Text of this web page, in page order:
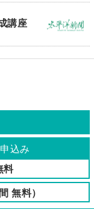
講座
込み
料
無料）